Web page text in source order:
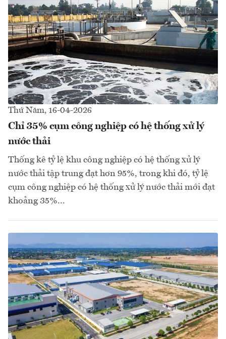
Thứ Năm, 16-04-2026
Chỉ 35% cụm công nghiệp có hệ thống xử lý
nước thải
Thống kê tỷ lệ khu công nghiệp có hệ thống xử lý
nước thải tập trung đạt hơn 95%, trong khi đó, tỷ lệ
cụm công nghiệp có hệ thống xử lý nước thải mới đạt
khoảng 35%...